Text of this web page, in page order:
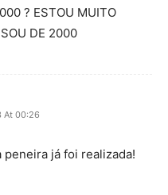
? ESTOU MUITO
DE 2000
At 00:26
já foi realizada!